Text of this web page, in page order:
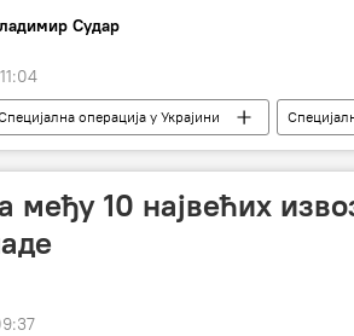
Судар
операција у Украјини
тероризам асиметрична претња
међу 10 највећих